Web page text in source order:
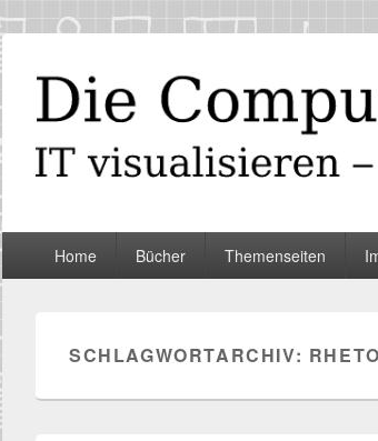
Die
PrimäresHome Bücher Themenseiten
SCHLAGWORTARCHIV: